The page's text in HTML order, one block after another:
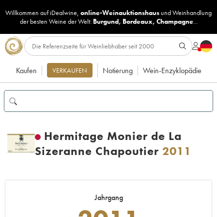
Willkommen auf iDealwine, online-Weinauktionshaus undWeinhandlung
der besten Weine der Welt: Burgund, Bordeaux, Champagne...
Kaufen VERKAUFEN Notierung Wein-Enzyklopädie
Hermitage Monier de La
Sizeranne Chapoutier 2011
Jahrgang